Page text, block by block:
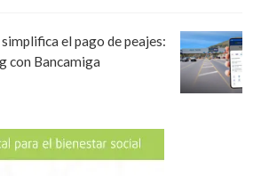
simplifica el pago de peajes:
con Bancamiga